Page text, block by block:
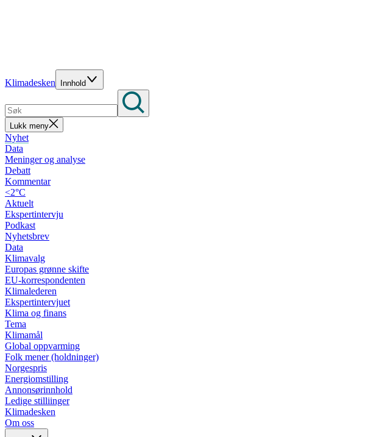
Klimadesken Innhold
Lukk meny
Nyhet
Data
Meninger og analyse
Debatt
Kommentar
<2°C
Aktuelt
Ekspertintervju
Podkast
Nyhetsbrev
Data
Klimavalg
Europas grønne skifte
EU-korrespondenten
Klimalederen
Ekspertintervjuet
Klima og finans
Tema
Klimamål
Global oppvarming
Folk mener (holdninger)
Norgespris
Energiomstilling
Annonsørinnhold
Ledige stilliinger
Klimadesken
Om oss